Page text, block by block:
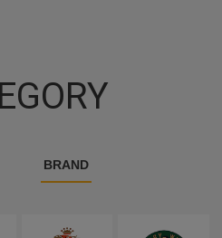
BRAND